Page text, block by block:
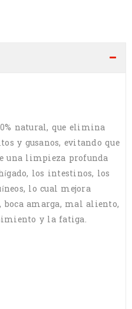
natural, que elimina
y gusanos, evitando que
una limpieza profunda
los intestinos, los
lo cual mejora
amarga, mal aliento,
y la fatiga.